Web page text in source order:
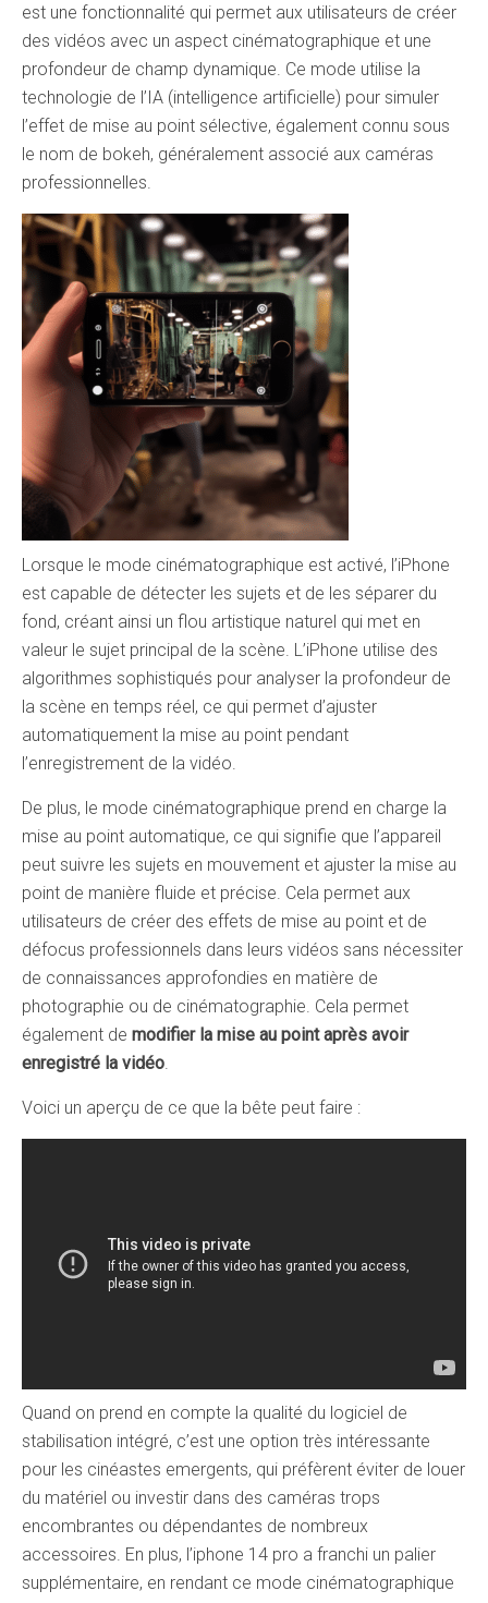
est une fonctionnalité qui permet aux utilisateurs de créer
des vidéos avec un aspect cinématographique et une
profondeur de champ dynamique. Ce mode utilise la
technologie de l’IA (intelligence artificielle) pour simuler
l’effet de mise au point sélective, également connu sous
le nom de bokeh, généralement associé aux caméras
professionnelles.
Lorsque le mode cinématographique est activé, l’iPhone
est capable de détecter les sujets et de les séparer du
fond, créant ainsi un flou artistique naturel qui met en
valeur le sujet principal de la scène. L’iPhone utilise des
algorithmes sophistiqués pour analyser la profondeur de
la scène en temps réel, ce qui permet d’ajuster
automatiquement la mise au point pendant
l’enregistrement de la vidéo.
De plus, le mode cinématographique prend en charge la
mise au point automatique, ce qui signifie que l’appareil
peut suivre les sujets en mouvement et ajuster la mise au
point de manière fluide et précise. Cela permet aux
utilisateurs de créer des effets de mise au point et de
défocus professionnels dans leurs vidéos sans nécessiter
de connaissances approfondies en matière de
photographie ou de cinématographie. Cela permet
également de modifier la mise au point après avoir
enregistré la vidéo.
Voici un aperçu de ce que la bête peut faire :
Quand on prend en compte la qualité du logiciel de
stabilisation intégré, c’est une option très intéressante
pour les cinéastes emergents, qui préfèrent éviter de louer
du matériel ou investir dans des caméras trops
encombrantes ou dépendantes de nombreux
accessoires. En plus, l’iphone 14 pro a franchi un palier
supplémentaire, en rendant ce mode cinématographique